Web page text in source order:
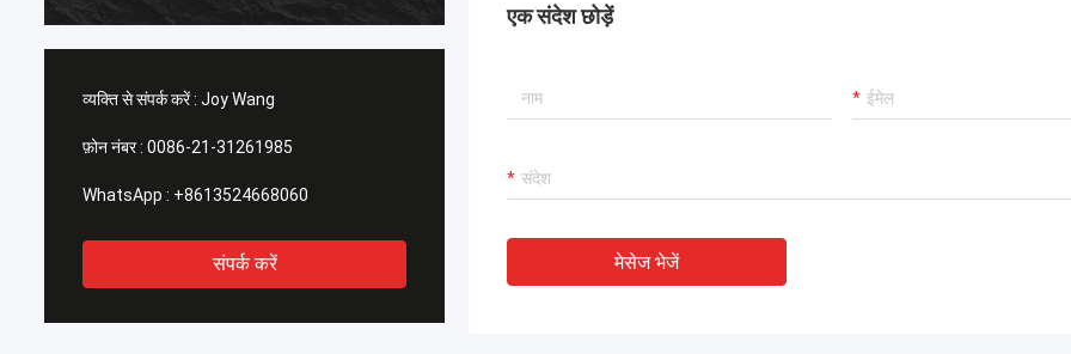
व्यक्ति से संपर्क करें : Joy Wang
फ़ोन नंबर : 0086-21-31261985
WhatsApp : +8613524668060
संपर्क करें
एक संदेश छोड़ें
मेसेज भेजें